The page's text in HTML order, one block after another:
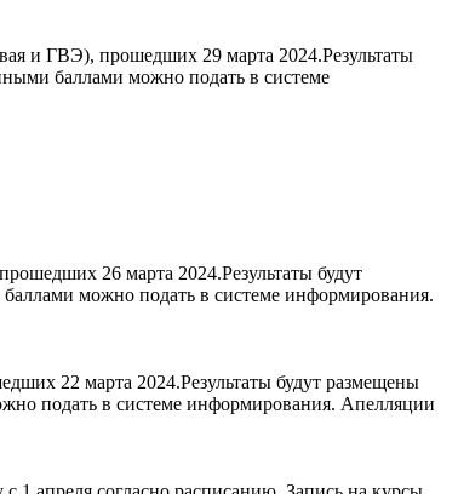
и ГВЭ), прошедших 29 марта 2024.Результаты
баллами можно подать в системе
26 марта 2024.Результаты будут
можно подать в системе информирования.
22 марта 2024.Результаты будут размещены
подать в системе информирования. Апелляции